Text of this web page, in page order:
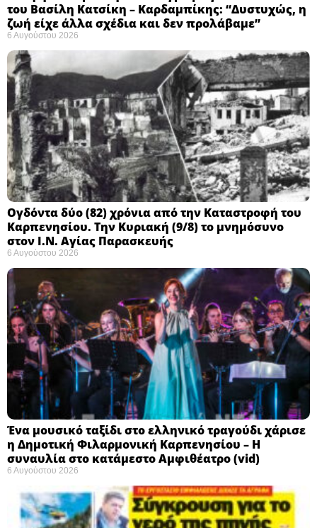
του Βασίλη Κατσίκη – Καρδαμπίκης: “Δυστυχώς, η
ζωή είχε άλλα σχέδια και δεν προλάβαμε”
6 Αυγούστου 2026
Ογδόντα δύο (82) χρόνια από την Καταστροφή του
Καρπενησίου. Την Κυριακή (9/8) το μνημόσυνο
στον Ι.Ν. Αγίας Παρασκευής
6 Αυγούστου 2026
Ένα μουσικό ταξίδι στο ελληνικό τραγούδι χάρισε
η Δημοτική Φιλαρμονική Καρπενησίου – Η
συναυλία στο κατάμεστο Αμφιθέατρο (vid)
6 Αυγούστου 2026